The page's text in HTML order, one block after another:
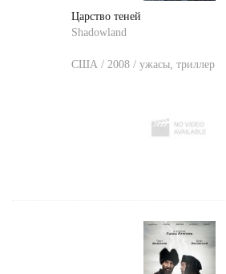
Царство теней
Shadowland
США / 2008 / ужасы, триллер